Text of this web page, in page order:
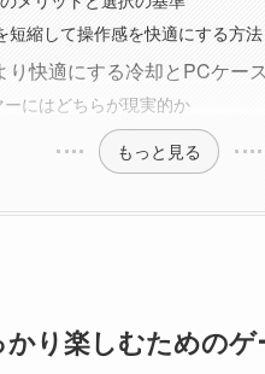
縮して操作感を快適にする方法
り快適にする冷却とPCケー
にはどちらが現実的か
もっと見る
り楽しむための